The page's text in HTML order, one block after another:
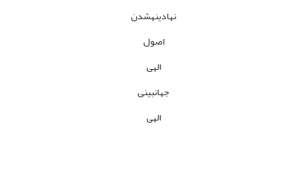
نهادینه­شدن
اصول
الهی
جهان­بینی
الهی